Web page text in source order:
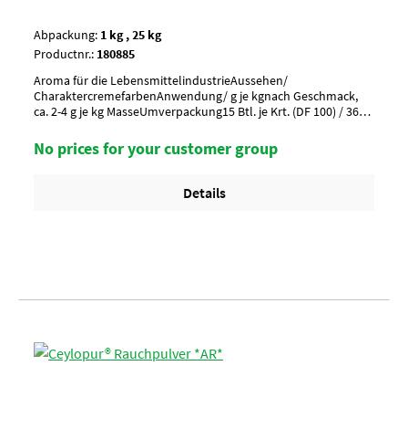
Abpackung:
1 kg , 25 kg
Productnr.: 180885
Aroma für die LebensmittelindustrieAussehen/
CharaktercremefarbenAnwendung/ g je kgnach Geschmack,
ca. 2-4 g je kg MasseUmverpackung15 Btl. je Krt. (DF 100) / 36
No prices for your customer group
Details